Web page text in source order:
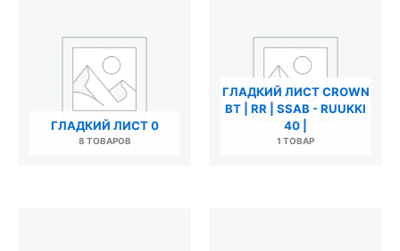
ГЛАДКИЙ ЛИСТ 0
8 ТОВАРОВ
ГЛАДКИЙ ЛИСТ CROWN
BT | RR | SSAB - RUUKKI
40 |
1 ТОВАР